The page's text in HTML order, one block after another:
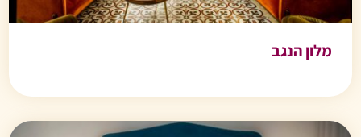
מלון הנגב